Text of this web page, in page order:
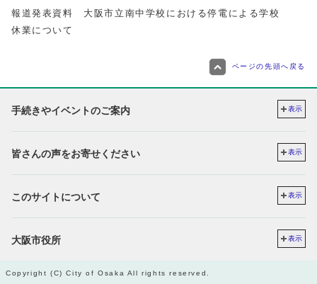
報道発表資料 大阪市立南中学校における停電による学校
休業について
ページの先頭へ戻る
手続きやイベントのご案内 表示
皆さんの声をお寄せください 表示
このサイトについて 表示
大阪市役所 表示
Copyright (C) City of Osaka All rights reserved.